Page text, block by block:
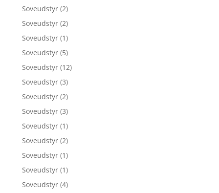
Soveudstyr (2)
Soveudstyr (2)
Soveudstyr (1)
Soveudstyr (5)
Soveudstyr (12)
Soveudstyr (3)
Soveudstyr (2)
Soveudstyr (3)
Soveudstyr (1)
Soveudstyr (2)
Soveudstyr (1)
Soveudstyr (1)
Soveudstyr (4)